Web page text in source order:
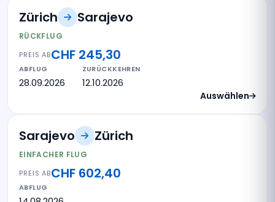
Zürich Sarajevo
RÜCKFLUG
PREIS ABCHF 245,30
ABFLUG
28.09.2026
ZURÜCKKEHREN
12.10.2026
Auswählen
Sarajevo Zürich
EINFACHER FLUG
PREIS ABCHF 602,40
ABFLUG